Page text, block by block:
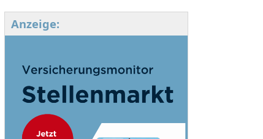
Anzeige: